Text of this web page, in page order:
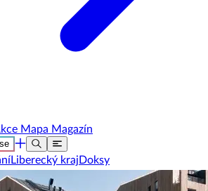
Mapa Magazín
Liberecký kraj Doksy